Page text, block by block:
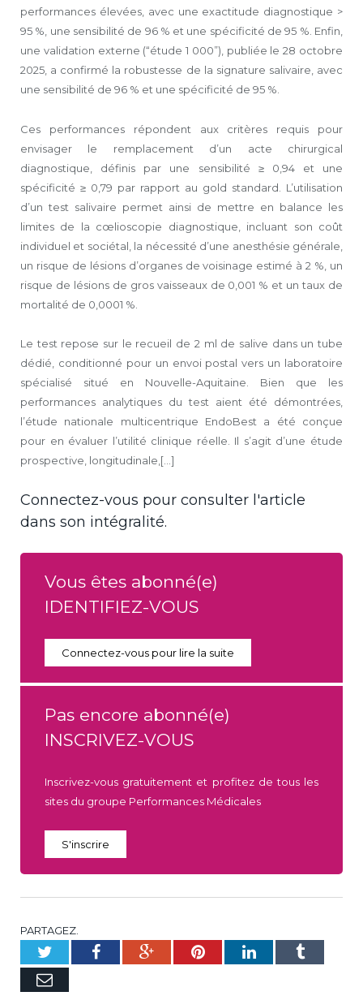
performances élevées, avec une exactitude diagnostique >
95 %, une sensibilité de 96 % et une spécificité de 95 %. Enfin,
une validation externe (“étude 1 000”), publiée le 28 octobre
2025, a confirmé la robustesse de la signature salivaire, avec
une sensibilité de 96 % et une spécificité de 95 %.
Ces performances répondent aux critères requis pour
envisager le remplacement d’un acte chirurgical
diagnostique, définis par une sensibilité ≥ 0,94 et une
spécificité ≥ 0,79 par rapport au gold standard. L’utilisation
d’un test salivaire permet ainsi de mettre en balance les
limites de la cœlioscopie diagnostique, incluant son coût
individuel et sociétal, la nécessité d’une anesthésie générale,
un risque de lésions d’organes de voisinage estimé à 2 %, un
risque de lésions de gros vaisseaux de 0,001 % et un taux de
mortalité de 0,0001 %.
Le test repose sur le recueil de 2 ml de salive dans un tube
dédié, conditionné pour un envoi postal vers un laboratoire
spécialisé situé en Nouvelle-Aquitaine. Bien que les
performances analytiques du test aient été démontrées,
l’étude nationale multicentrique EndoBest a été conçue
pour en évaluer l’utilité clinique réelle. Il s’agit d’une étude
prospective, longitudinale,[...]
Connectez-vous pour consulter l'article
dans son intégralité.
Vous êtes abonné(e)
IDENTIFIEZ-VOUS
Connectez-vous pour lire la suite
Pas encore abonné(e)
INSCRIVEZ-VOUS
Inscrivez-vous gratuitement et profitez de tous les
sites du groupe Performances Médicales
S'inscrire
PARTAGEZ.
TwitterFacebookGoogle+PinterestLinkedInTumblr
E-